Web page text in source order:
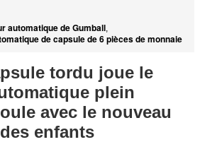
automatique de Gumball,
de capsule de 6 pièces de monnaie
tordu joue le
plein
avec le nouveau
enfants